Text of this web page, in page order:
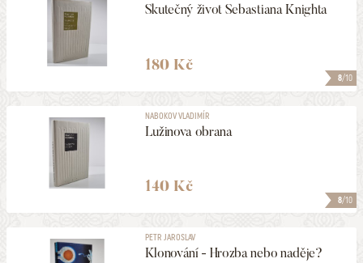
8/10
Skutečný život Sebastiana Knighta
180 Kč
8/10
NABOKOV VLADIMÍR
Lužinova obrana
140 Kč
PETR JAROSLAV
Klonování - Hrozba nebo naděje?